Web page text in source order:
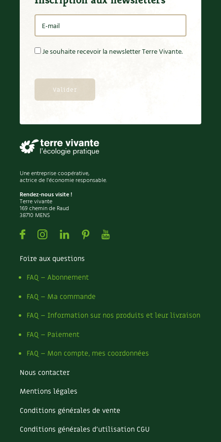
Je souhaite recevoir la newsletter Terre Vivante.
Une entreprise coopérative,
actrice de l'économie responsable.
Rendez-nous visite !
Terre vivante
169 chemin de Raud
38710 MENS
FacebookInstagramLinkedin
PinterestYoutube
Foire aux questions
FAQ – Abonnement
FAQ – Ma commande
FAQ – Information sur nos produits et leur livraison
FAQ – Paiement
FAQ – Mon compte, mes coordonnées
Nous contacter
Mentions légales
Conditions générales de vente
Conditions générales d’utilisation CGU